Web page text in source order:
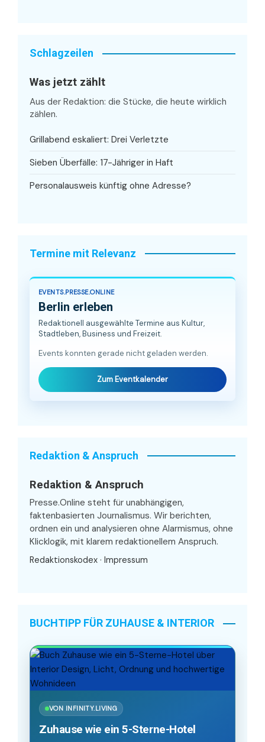
Schlagzeilen
Was jetzt zählt
Aus der Redaktion: die Stücke, die heute wirklich
zählen.
Grillabend eskaliert: Drei Verletzte
Sieben Überfälle: 17-Jähriger in Haft
Personalausweis künftig ohne Adresse?
Termine mit Relevanz
EVENTS.PRESSE.ONLINE
Berlin erleben
Redaktionell ausgewählte Termine aus Kultur,
Stadtleben, Business und Freizeit.
Events konnten gerade nicht geladen werden.
Zum Eventkalender
Redaktion & Anspruch
Redaktion & Anspruch
Presse.Online steht für unabhängigen,
faktenbasierten Journalismus. Wir berichten,
ordnen ein und analysieren ohne Alarmismus, ohne
Klicklogik, mit klarem redaktionellem Anspruch.
Redaktionskodex · Impressum
BUCHTIPP FÜR ZUHAUSE & INTERIOR
VON INFINITY.LIVING
Zuhause wie ein 5-Sterne-Hotel